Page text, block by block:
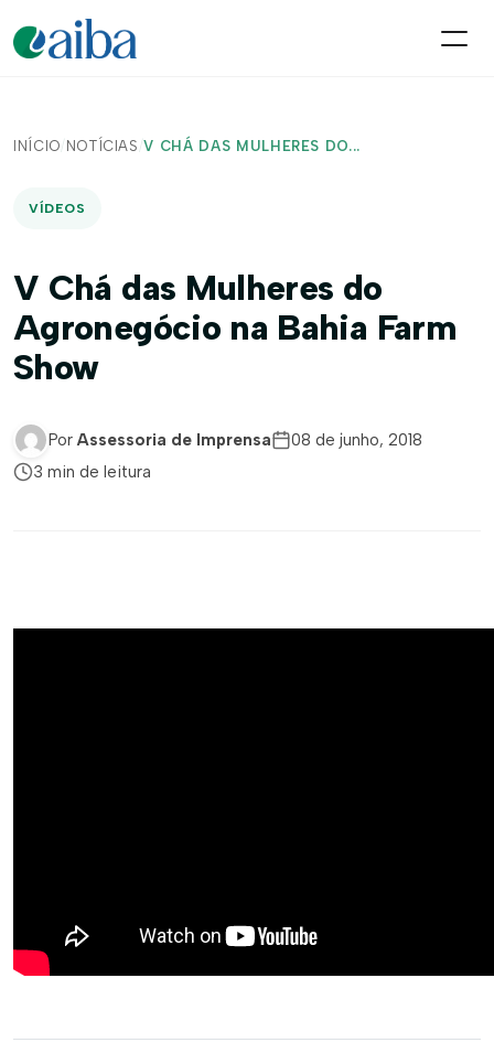
INÍCIO/ NOTÍCIAS /V CHÁ DAS MULHERES DO...
VÍDEOS
V Chá das Mulheres do
Agronegócio na Bahia Farm
Show
Por Assessoria de Imprensa
08 de junho, 2018
3 min de leitura